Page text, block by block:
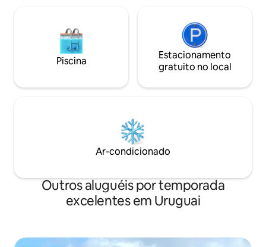
Piscina
Estacionamento
gratuito no local
Ar-condicionado
Outros aluguéis por temporada
excelentes em Uruguai